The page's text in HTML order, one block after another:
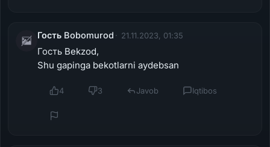
Гость Bobomurod 21.11.2023, 01:35
Гость Bekzod,
Shu gapinga bekotlarni aydebsan
4 3 Javob Iqtibos